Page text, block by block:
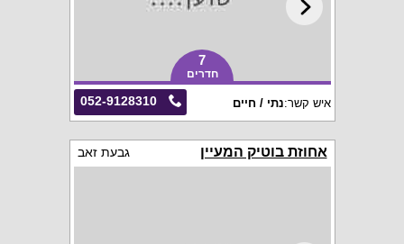
7
חדרים
052-9128310 איש קשר:נתי / חיים
אחוזת בוטיק המעיין גבעת זאב